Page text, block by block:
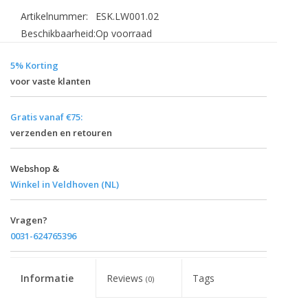
Artikelnummer:
ESK.LW001.02
Beschikbaarheid:Op voorraad
5% Korting
voor vaste klanten
Gratis vanaf €75:
verzenden en retouren
Webshop &
Winkel in Veldhoven (NL)
Vragen?
0031-624765396
Informatie Reviews(0) Tags